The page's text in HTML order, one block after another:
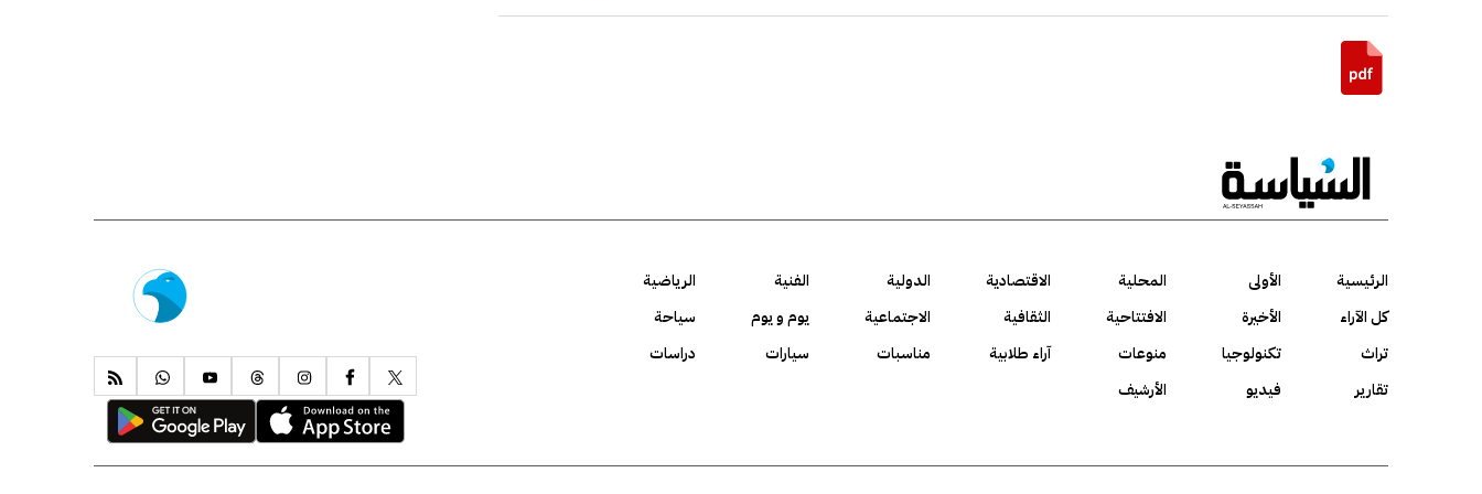
الرئيسية الأولى المحلية الاقتصادية الدولية الفنية
الرياضية
كل الآراء
الأخيرة الافتتاحية الثقافية الاجتماعية يوم و يوم
سياحة
تراث
تكنولوجيا منوعات آراء طلابية مناسبات سيارات
دراسات
تقارير
فيديو الأرشيف